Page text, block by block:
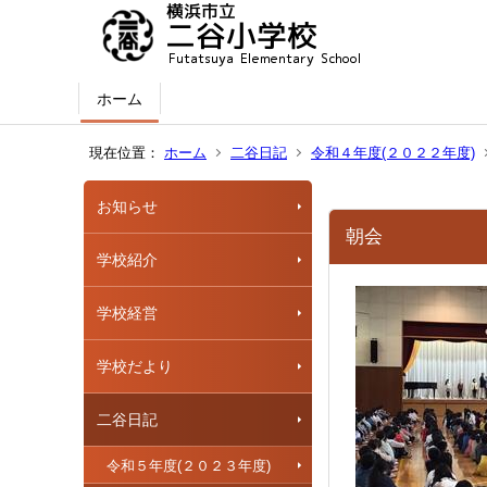
ホーム
現在位置： ホーム 二谷日記 令和４年度(２０２２年度)
お知らせ
学校紹介
学校経営
学校だより
二谷日記
令和５年度(２０２３年度)
朝会